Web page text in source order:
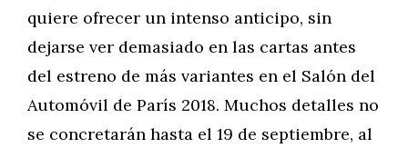
quiere ofrecer un intenso anticipo, sin
dejarse ver demasiado en las cartas antes
del estreno de más variantes en el Salón del
Automóvil de París 2018. Muchos detalles no
se concretarán hasta el 19 de septiembre, al